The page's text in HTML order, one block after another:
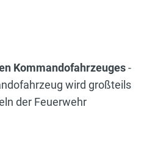
Kommandofahrzeuges-
wird großteils
der Feuerwehr